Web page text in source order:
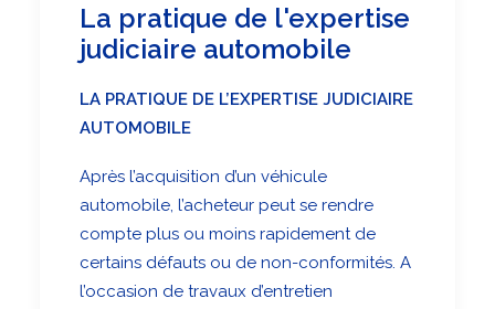
La pratique de l'expertise
judiciaire automobile
LA PRATIQUE DE L’EXPERTISE JUDICIAIRE
AUTOMOBILE
Après l’acquisition d’un véhicule
automobile, l’acheteur peut se rendre
compte plus ou moins rapidement de
certains défauts ou de non-conformités. A
l’occasion de travaux d’entretien